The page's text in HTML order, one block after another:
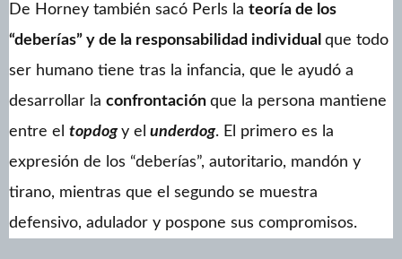
De Horney también sacó Perls la teoría de los
“deberías” y de la responsabilidad individual que todo
ser humano tiene tras la infancia, que le ayudó a
desarrollar la confrontación que la persona mantiene
entre el topdogy el underdog. El primero es la
expresión de los “deberías”, autoritario, mandón y
tirano, mientras que el segundo se muestra
defensivo, adulador y pospone sus compromisos.